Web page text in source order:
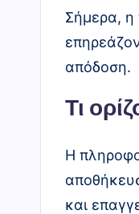
ριΣήμερα, η
απόδοση.
Τι
H
και